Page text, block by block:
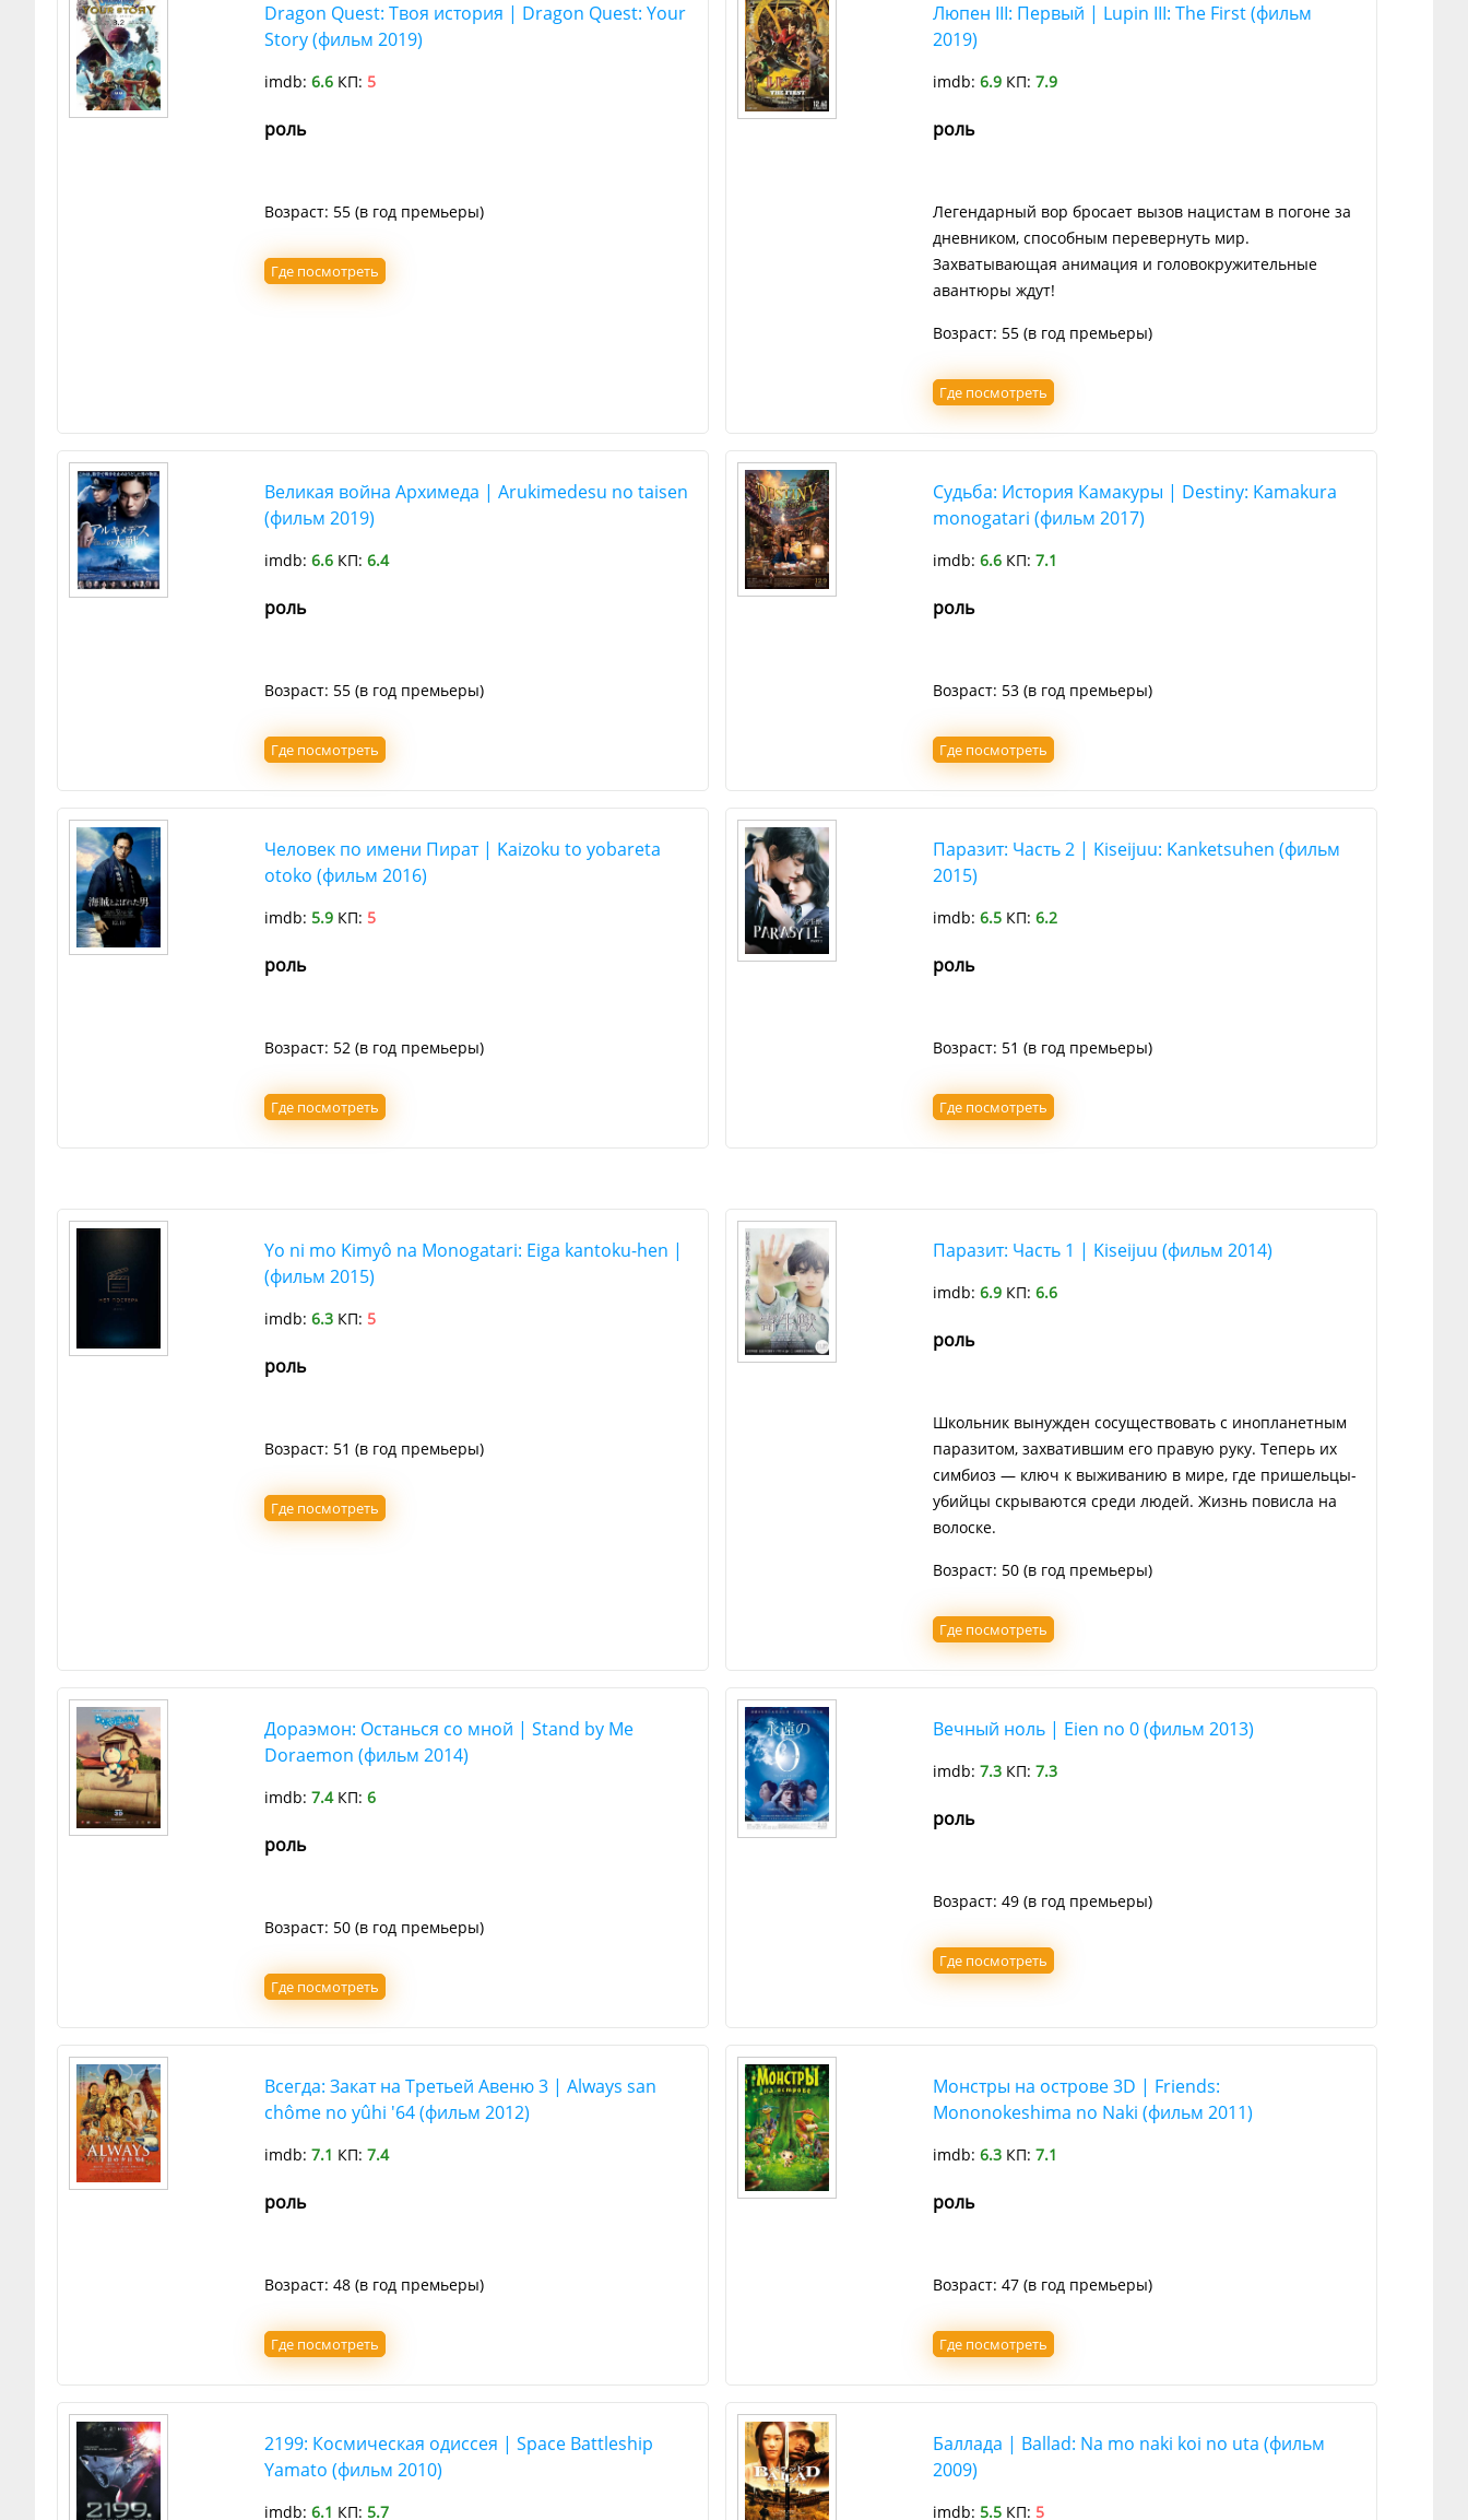
Dragon Quest: Твоя история | Dragon Quest: Your
Story (фильм 2019)
imdb: 6.6КП: 5
роль
Возраст: 55 (в год премьеры)
Где посмотреть
Люпен III: Первый | Lupin III: The First (фильм
2019)
imdb: 6.9КП: 7.9
роль
Легендарный вор бросает вызов нацистам в погоне за
дневником, способным перевернуть мир.
Захватывающая анимация и головокружительные
авантюры ждут!
Возраст: 55 (в год премьеры)
Где посмотреть
Великая война Архимеда | Arukimedesu no taisen
(фильм 2019)
imdb: 6.6КП: 6.4
роль
Возраст: 55 (в год премьеры)
Где посмотреть
Судьба: История Камакуры | Destiny: Kamakura
monogatari (фильм 2017)
imdb: 6.6КП: 7.1
роль
Возраст: 53 (в год премьеры)
Где посмотреть
Человек по имени Пират | Kaizoku to yobareta
otoko (фильм 2016)
imdb: 5.9КП: 5
роль
Возраст: 52 (в год премьеры)
Где посмотреть
Паразит: Часть 2 | Kiseijuu: Kanketsuhen (фильм
2015)
imdb: 6.5КП: 6.2
роль
Возраст: 51 (в год премьеры)
Где посмотреть
Yo ni mo Kimyô na Monogatari: Eiga kantoku-hen |
(фильм 2015)
imdb: 6.3КП: 5
роль
Возраст: 51 (в год премьеры)
Где посмотреть
Паразит: Часть 1 | Kiseijuu (фильм 2014)
imdb: 6.9КП: 6.6
роль
Школьник вынужден сосуществовать с инопланетным
паразитом, захватившим его правую руку. Теперь их
симбиоз — ключ к выживанию в мире, где пришельцы-
убийцы скрываются среди людей. Жизнь повисла на
волоске.
Возраст: 50 (в год премьеры)
Где посмотреть
Дораэмон: Останься со мной | Stand by Me
Doraemon (фильм 2014)
imdb: 7.4КП: 6
роль
Возраст: 50 (в год премьеры)
Где посмотреть
Вечный ноль | Eien no 0 (фильм 2013)
imdb: 7.3КП: 7.3
роль
Возраст: 49 (в год премьеры)
Где посмотреть
Всегда: Закат на Третьей Авеню 3 | Always san
chôme no yûhi '64 (фильм 2012)
imdb: 7.1 КП: 7.4
роль
Возраст: 48 (в год премьеры)
Где посмотреть
Монстры на острове 3D | Friends:
Mononokeshima no Naki (фильм 2011)
imdb: 6.3КП: 7.1
роль
Возраст: 47 (в год премьеры)
Где посмотреть
2199: Космическая одиссея | Space Battleship
Yamato (фильм 2010)
imdb: 6.1 КП: 5.7
Баллада | Ballad: Na mo naki koi no uta (фильм
2009)
imdb: 5.5КП: 5